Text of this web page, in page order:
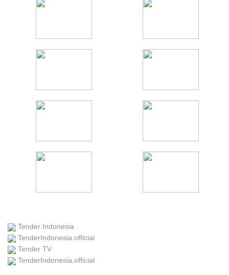
Tender Indonesia
TenderIndonesia.official
Tender TV
TenderIndonesia.official